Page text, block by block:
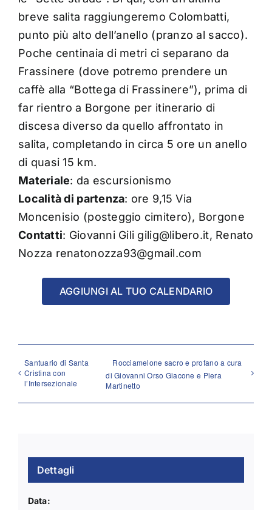
breve salita raggiungeremo Colombatti,
punto più alto dell’anello (pranzo al sacco).
Poche centinaia di metri ci separano da
Frassinere (dove potremo prendere un
caffè alla “Bottega di Frassinere”), prima di
far rientro a Borgone per itinerario di
discesa diverso da quello affrontato in
salita, completando in circa 5 ore un anello
di quasi 15 km.
Materiale: da escursionismo
Località di partenza: ore 9,15 Via
Moncenisio (posteggio cimitero), Borgone
Contatti: Giovanni Gili gilig@libero.it, Renato
Nozza renatonozza93@gmail.com
AGGIUNGI AL TUO CALENDARIO
Santuario di Santa
Cristina con
l’Intersezionale
Rocciamelone sacro e profano a cura
di Giovanni Orso Giacone e Piera
Martinetto
Dettagli
Data: